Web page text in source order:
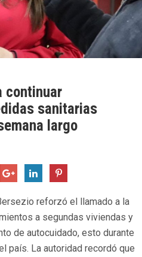
continuar
sanitarias
largo
reforzó el llamado a la
a segundas viviendas y
de autocuidado, esto durante
país. La autoridad recordó que